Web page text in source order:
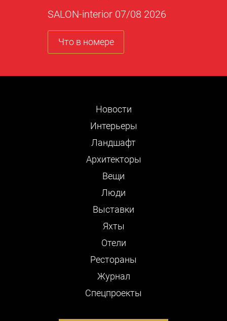
SALON-interior 07/08 2026
Что в номере
Новости
Интерьеры
Ландшафт
Архитекторы
Вещи
Люди
Выставки
Яхты
Отели
Рестораны
Журнал
Cпецпроекты